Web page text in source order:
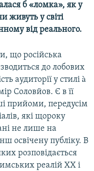
б «ломка», як у
живуть у світі
від реального.
що російська
до лобових
аудиторії у стилі à
Соловйов. Є в її
прийоми, передусім
які щороку
не лише на
освічену публіку. В
розповідається
реалій ХХ і